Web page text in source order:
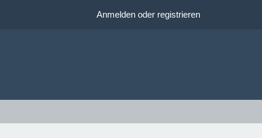
Anmelden oder registrieren